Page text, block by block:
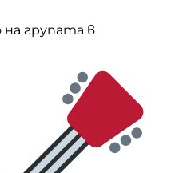
групата в